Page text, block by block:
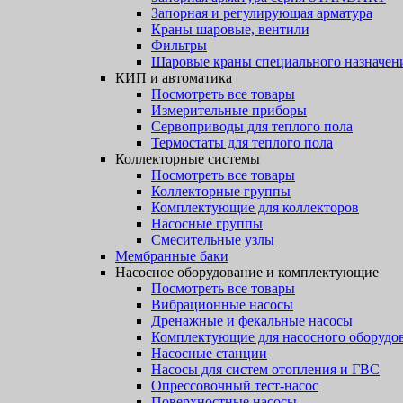
Запорная и регулирующая арматура
Краны шаровые, вентили
Фильтры
Шаровые краны специального
КИП и автоматика
Посмотреть все товары
Измерительные приборы
Сервоприводы для теплого пола
Термостаты для теплого пола
Коллекторные системы
Посмотреть все товары
Коллекторные группы
Комплектующие для коллекторов
Насосные группы
Смесительные узлы
Мембранные баки
Насосное оборудование и комплектующие
Посмотреть все товары
Вибрационные насосы
Дренажные и фекальные насосы
Комплектующие для насосного
Насосные станции
Насосы для систем отопления и ГВС
Опрессовочный тест-насос